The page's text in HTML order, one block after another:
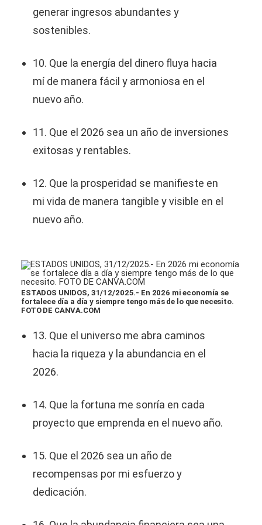
generar ingresos abundantes y
sostenibles.
10. Que la energía del dinero fluya hacia
mí de manera fácil y armoniosa en el
nuevo año.
11. Que el 2026 sea un año de inversiones
exitosas y rentables.
12. Que la prosperidad se manifieste en
mi vida de manera tangible y visible en el
nuevo año.
ESTADOS UNIDOS, 31/12/2025.- En 2026 mi economía se
fortalece día a día y siempre tengo más de lo que necesito.
FOTO DE CANVA.COM
13. Que el universo me abra caminos
hacia la riqueza y la abundancia en el
2026.
14. Que la fortuna me sonría en cada
proyecto que emprenda en el nuevo año.
15. Que el 2026 sea un año de
recompensas por mi esfuerzo y
dedicación.